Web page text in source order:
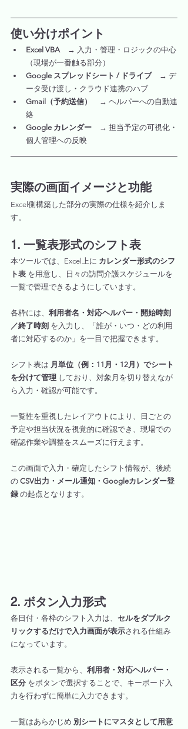
使い分けポイント
Excel VBA → 入力・管理・ロジックの中心
（現場が一番触る部分）
Google スプレッドシート / ドライブ → デ
ータ受け渡し・クラウド連携のハブ
Gmail（予約送信）
→ ヘルパーへの自動連
絡
Google カレンダー → 担当予定の可視化・
個人管理への反映
実際の画面イメージと功能
Excel側構築した部分の実際の仕様を紹介しま
す。
1. 一覧表形式のシフト表
本ツールでは、Excel上に カレンダー形式のシフ
ト表 を用意し、日々の訪問介護スケジュールを
一覧で管理できるようにしています。
各枠には、 利用者名・対応ヘルパー・開始時刻
／終了時刻 を入力し、「誰が・いつ・どの利用
者に対応するのか」を一目で把握できます。
シフト表は 月単位（例：11月・12月）でシート
を分けて管理 しており、対象月を切り替えなが
ら入力・確認が可能です。
一覧性を重視したレイアウトにより、日ごとの
予定や担当状況を視覚的に確認でき、現場での
確認作業や調整をスムーズに行えます。
この画面で入力・確定したシフト情報が、後続
の CSV出力・メール通知・Googleカレンダー登
録 の起点となります。
2. ボタン入力形式
各日付・各枠のシフト入力は、 セルをダブルク
リックするだけで入力画面が表示される仕組み
になっています。
表示される一覧から、 利用者・対応ヘルパー・
区分 をボタンで選択することで、キーボード入
力を行わずに簡単に入力できます。
一覧はあらかじめ 別シートにマスタとして用意